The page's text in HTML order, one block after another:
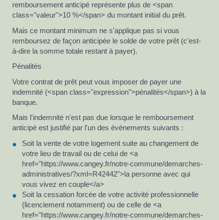
remboursement anticipé représente plus de <span
class="valeur">10 %</span> du montant initial du prêt.
Mais ce montant minimum ne s'applique pas si vous
remboursez de façon anticipée le solde de votre prêt (c'est-
à-dire la somme totale restant à payer).
Pénalités
Votre contrat de prêt peut vous imposer de payer une
indemnité (<span class="expression">pénalités</span>) à la
banque.
Mais l'indemnité n'est pas due lorsque le remboursement
anticipé est justifié par l'un des événements suivants :
Soit la vente de votre logement suite au changement de
votre lieu de travail ou de celui de <a
href="https://www.cangey.fr/notre-commune/demarches-
administratives/?xml=R42442">la personne avec qui
vous vivez en couple</a>
Soit la cessation forcée de votre activité professionnelle
(licenciement notamment) ou de celle de <a
href="https://www.cangey.fr/notre-commune/demarches-